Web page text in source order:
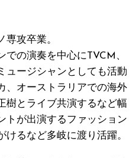
専攻卒業。
の演奏を中心にTVCM、
ュージシャンとしても活動
、オーストラリアでの海外
樹とライブ共演するなど幅
トが出演するファッション
けるなど多岐に渡り活躍。